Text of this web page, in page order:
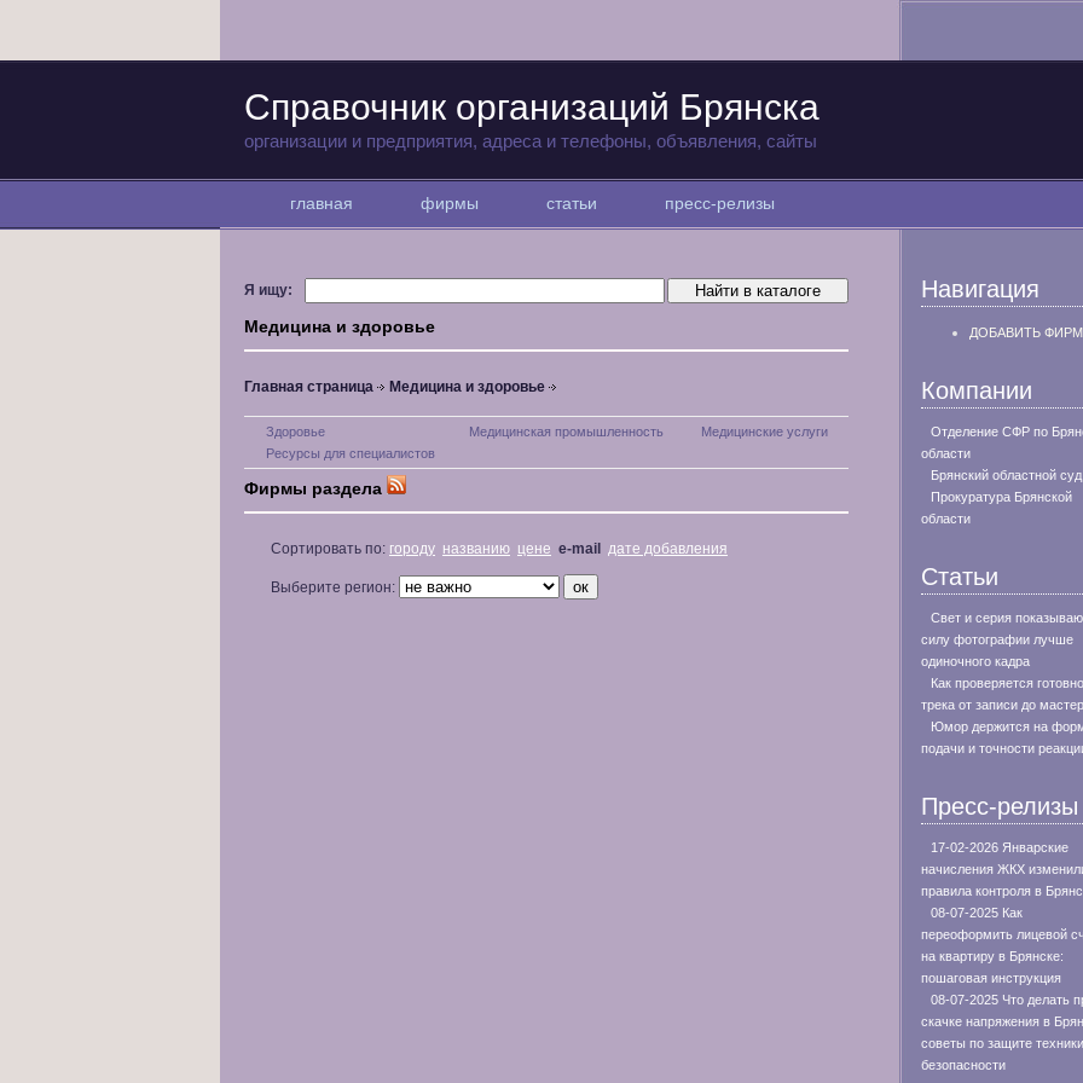
Справочник организаций Брянска
организации и предприятия, адреса и телефоны, объявления, сайты
главная фирмы статьи пресс-релизы
Я ищу:
Медицина и здоровье
Главная страница Медицина и здоровье
Здоровье Медицинская промышленность
Медицинские услуги
Ресурсы для специалистов
Фирмы раздела
Сортировать по: городу названию цене e-mail дате добавления
Выберите регион:
Навигация
ДОБАВИТЬ
Компании
Отделение СФР по
области
Брянский областной суд
Прокуратура Брянской
области
Статьи
Свет и серия
силу фотографии лучше
одиночного кадра
Как проверяется
трека от записи до
Юмор держится на
подачи и точности
Пресс-релизы
17-02-2026 Январские
начисления ЖКХ
правила контроля в
08-07-2025 Как
переоформить лицевой
на квартиру в Брянске:
пошаговая инструкция
08-07-2025 Что делать
скачке напряжения в
советы по защите
безопасности